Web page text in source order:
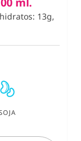
13g,